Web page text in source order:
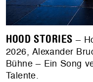
HOOD STORIES –
2026, Alexander
Bühne – Ein Song
Talente.